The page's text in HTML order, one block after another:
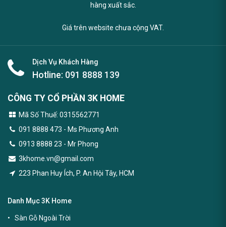
hàng xuất sắc.
Giá trên website chưa cộng VAT.
Dịch Vụ Khách Hàng
Hotline: 091 8888 139
CÔNG TY CỔ PHẦN 3K HOME
Mã Số Thuế: 0315562771
091 8888 473 - Ms Phương Anh
0913 8888 23 - Mr Phong
3khome.vn@gmail.com
223 Phan Huy Ích, P. An Hội Tây, HCM
Danh Mục 3K Home
Sàn Gỗ Ngoài Trời